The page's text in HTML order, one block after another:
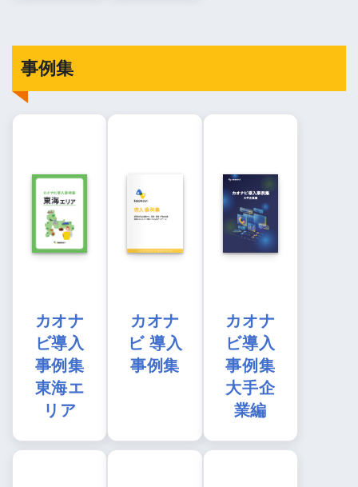
事例集
カオナ
ビ導入
事例集
東海エ
リア
カオナ
ビ 導入
事例集
カオナ
ビ導入
事例集
大手企
業編